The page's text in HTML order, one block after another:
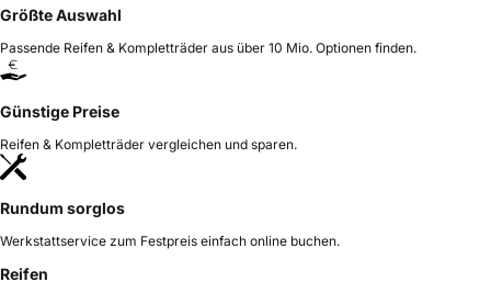
Größte Auswahl
Passende Reifen & Kompletträder aus über 10 Mio. Optionen finden.
Günstige Preise
Reifen & Kompletträder vergleichen und sparen.
Rundum sorglos
Werkstattservice zum Festpreis einfach online buchen.
Reifen